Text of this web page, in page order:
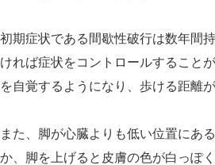
初期症状である間歇性破行は数年間
ければ症状をコントロールすること
を自覚するようになり、歩ける距離が
また、脚が心臓よりも低い位置にあ
か、脚を上げると皮膚の色が白っぽ